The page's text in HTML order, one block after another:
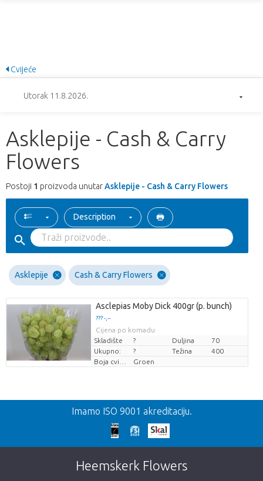
Cvijeće
Utorak 11.8.2026.
Asklepije - Cash & Carry
Flowers
Postoji 1 proizvoda unutarAsklepije - Cash & Carry Flowers
Description
Asklepije Cash & Carry Flowers
Asclepias Moby Dick 400gr (p. bunch)
??? -,--
Cijena po komadu
Skladište
? Duljina
70
Ukupno:
? Težina
400
Groen
Nazad
Prekasno!
Nažalost, ovaj artikl je rasprodan. Kliknite na
gumb ispod za povratak u trgovinu.
Imamo ISO 9001 akreditaciju.
Heemskerk Flowers